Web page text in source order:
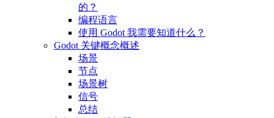
的？
编程语言
使用 Godot 我需要知道什么？
Godot 关键概念概述
场景
节点
场景树
信号
总结